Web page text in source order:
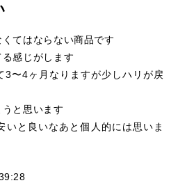
てはならない商品です
感じがします
3〜4ヶ月なりますが少しハリが戻
と思います
いと良いなあと個人的には思いま